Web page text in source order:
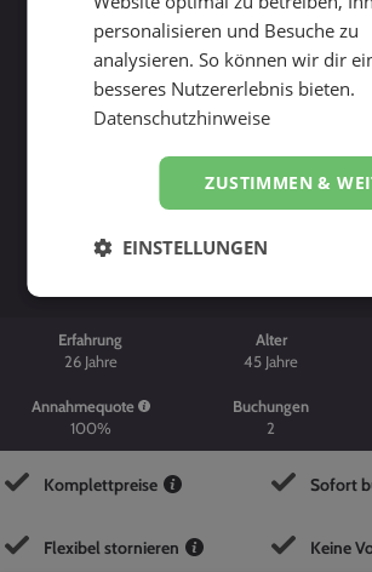
bis
Erfahrung
26 Jahre
Alter
45 Jahre
Annahmequote
100%
Buchungen
2
Komplettpreise Sofort
Flexibel stornieren Keine
personalisieren und Besuche zu
analysieren. So können wir dir
besseres Nutzererlebnis bieten.
Datenschutzhinweise
ZUSTIMMEN &
EINSTELLUNGEN